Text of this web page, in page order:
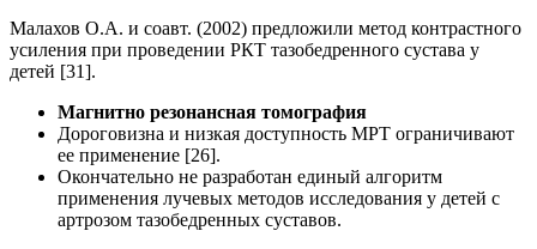
Малахов О.А. и соавт. (2002) предложили метод контрастного
усиления при проведении РКТ тазобедренного сустава у
детей [31].
Магнитно резонансная томография
Дороговизна и низкая доступность МРТ ограничивают
ее применение [26].
Окончательно не разработан единый алгоритм
применения лучевых методов исследования у детей с
артрозом тазобедренных суставов.